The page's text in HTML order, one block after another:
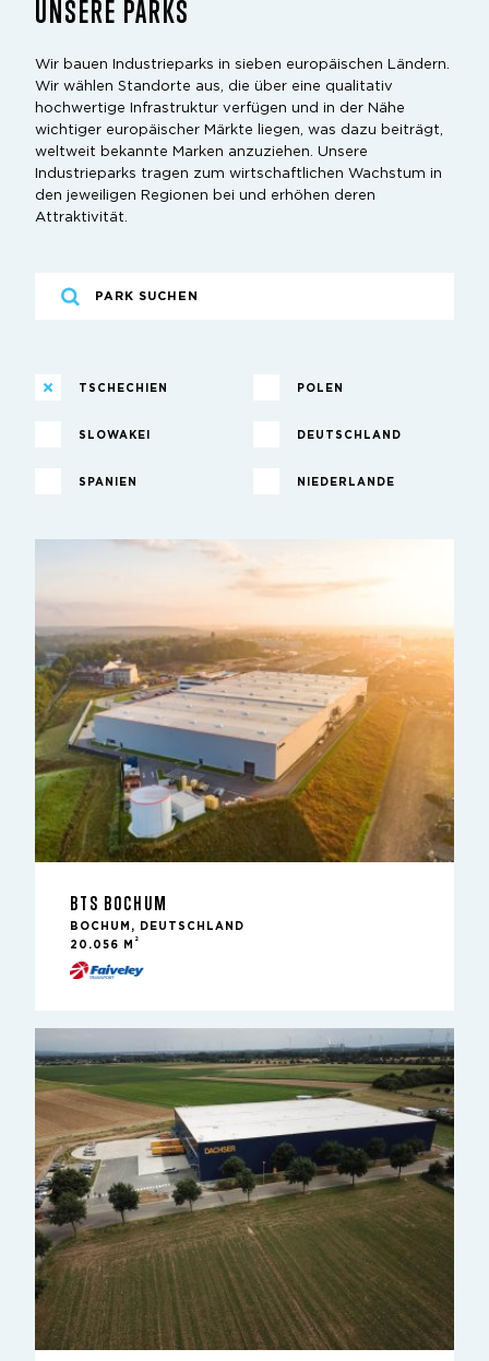
UNSERE PARKS
Wir bauen Industrieparks in sieben europäischen Ländern.
Wir wählen Standorte aus, die über eine qualitativ
hochwertige Infrastruktur verfügen und in der Nähe
wichtiger europäischer Märkte liegen, was dazu beiträgt,
weltweit bekannte Marken anzuziehen. Unsere
Industrieparks tragen zum wirtschaftlichen Wachstum in
den jeweiligen Regionen bei und erhöhen deren
Attraktivität.
TSCHECHIEN POLEN
SLOWAKEI DEUTSCHLAND
SPANIEN NIEDERLANDE
BTS BOCHUM
BOCHUM, DEUTSCHLAND
20.056 M
2